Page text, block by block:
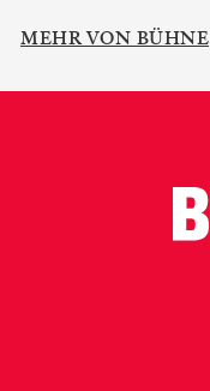
MEHR VON BÜHNE